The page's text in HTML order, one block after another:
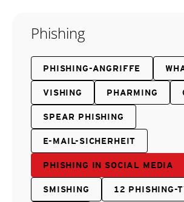
Phishing
PHISHING-ANGRIFFE
VISHING PHARMING
SPEAR PHISHING
E-MAIL-SICHERHEIT
PHISHING IN SOCIAL MEDIA
SMISHING 12 PHISHING-